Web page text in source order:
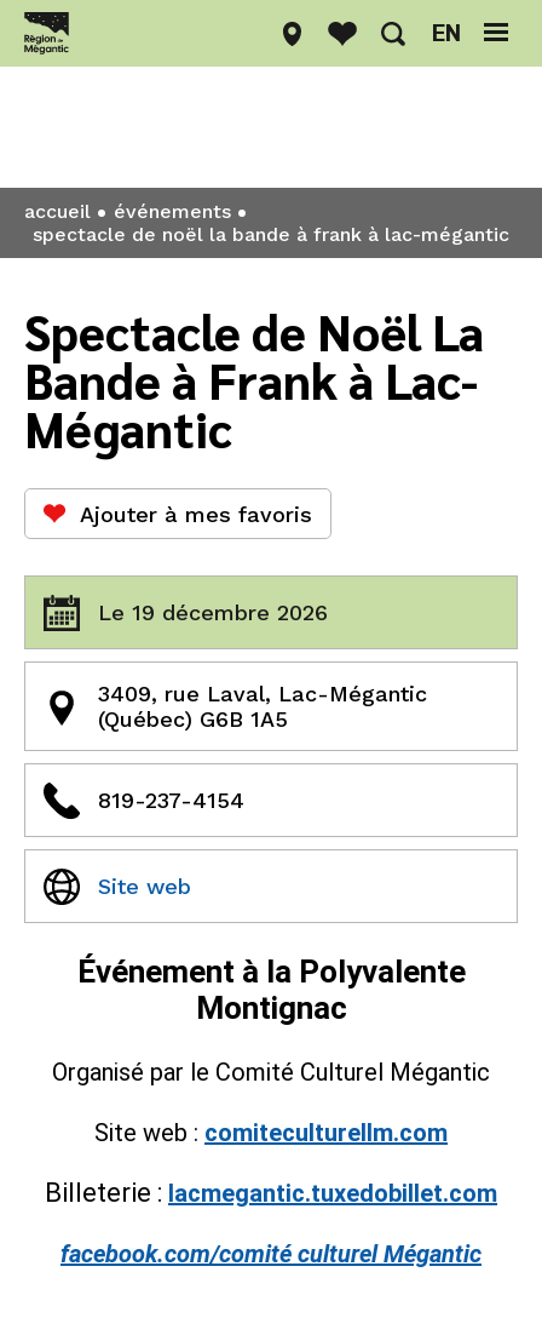
EN
accueil
événements
spectacle de noël la bande à frank à lac-mégantic
Spectacle de Noël La
Bande à Frank à Lac-
Mégantic
Ajouter à mes favoris
Le 19 décembre 2026
3409, rue Laval, Lac-Mégantic
(Québec) G6B 1A5
819-237-4154
Site web
Événement à la Polyvalente
Montignac
Organisé par le Comité Culturel Mégantic
Site web : comiteculturellm.com
Billeterie : lacmegantic.tuxedobillet.com
facebook.com/comité culturel Mégantic